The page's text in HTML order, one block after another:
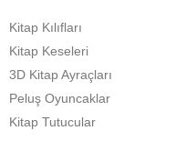
Kitap Kılıfları
Kitap Keseleri
3D Kitap Ayraçları
Peluş Oyuncaklar
Kitap Tutucular